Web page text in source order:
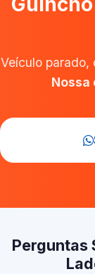
Veículo parado,
Nossa
Perguntas